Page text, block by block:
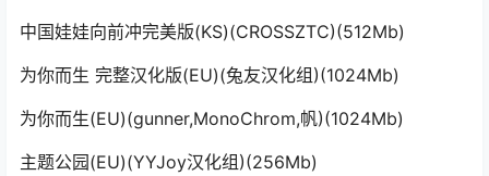
中国娃娃向前冲完美版(KS)(CROSSZTC)(512Mb)
为你而生 完整汉化版(EU)(兔友汉化组)(1024Mb)
为你而生(EU)(gunner,MonoChrom,帆)(1024Mb)
主题公园(EU)(YYJoy汉化组)(256Mb)